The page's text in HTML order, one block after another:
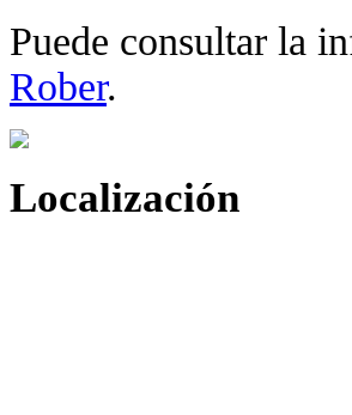
Puede consultar la
Rober.
Localización